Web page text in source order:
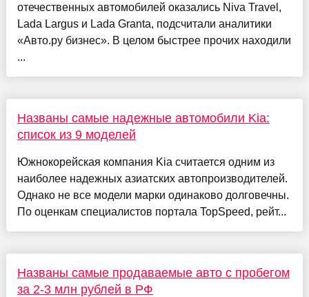
отечественных автомобилей оказались Niva Travel,
Lada Largus и Lada Granta, подсчитали аналитики
«Авто.ру бизнес». В целом быстрее прочих находили
...
Названы самые надежные автомобили Kia:
список из 9 моделей
Южнокорейская компания Kia считается одним из
наиболее надежных азиатских автопроизводителей.
Однако не все модели марки одинаково долговечны.
По оценкам специалистов портала TopSpeed, рейт...
Названы самые продаваемые авто с пробегом
за 2-3 млн рублей в РФ